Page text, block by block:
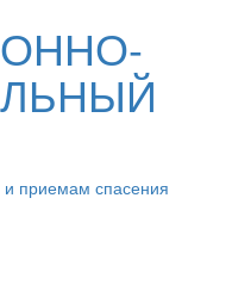
приемам спасения